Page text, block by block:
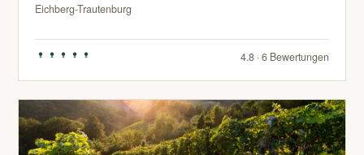
Eichberg-Trautenburg
4.8 · 6 Bewertungen